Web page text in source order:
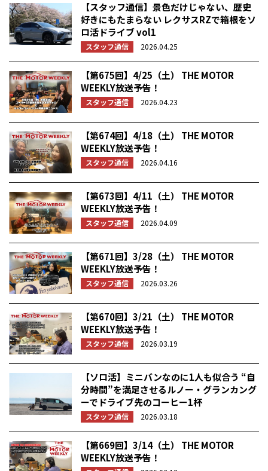
【スタッフ通信】景色だけじゃない、歴史
好きにもたまらない レクサスRZで箱根をソ
ロ活ドライブ vol1
スタッフ通信 2026.04.25
【第675回】4/25（土） THE MOTOR
WEEKLY放送予告！
スタッフ通信 2026.04.23
【第674回】4/18（土） THE MOTOR
WEEKLY放送予告！
スタッフ通信 2026.04.16
【第673回】4/11（土） THE MOTOR
WEEKLY放送予告！
スタッフ通信 2026.04.09
【第671回】3/28（土） THE MOTOR
WEEKLY放送予告！
スタッフ通信 2026.03.26
【第670回】3/21（土） THE MOTOR
WEEKLY放送予告！
スタッフ通信 2026.03.19
【ソロ活】ミニバンなのに1人も似合う “自
分時間”を満足させるルノー・グランカング
ーでドライブ先のコーヒー1杯
スタッフ通信 2026.03.18
【第669回】3/14（土） THE MOTOR
WEEKLY放送予告！